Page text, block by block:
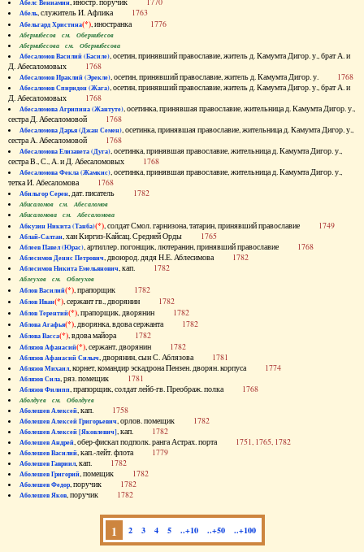
Абелс Вениамин, иностр. поручик 1770
Абель, служитель И. Афлика 1763
Абельгард Христина(*), иностранка 1776
Абернибесов см. Обернибесов
Абернибесова см. Обернибесова
Абесаломов Василий (Басиле), осетин, принявший православие, житель д. Камумта Дигор. у., брат А. и
Д. Абесаломовых 1768
Абесаломов Ираклий (Эрекле), осетин, принявший православие, житель д. Камумта Дигор. у. 1768
Абесаломов Спиридон (Жага), осетин, принявший православие, житель д. Камумта Дигор. у., брат А. и
Д. Абесаломовых 1768
Абесаломова Агрипина (Жантуте), осетинка, принявшая православие, жительница д. Камумта Дигор. у.,
сестра Д. Абесаломовой 1768
Абесаломова Дарья (Джан Семен), осетинка, принявшая православие, жительница д. Камумта Дигор. у.,
сестра А. Абесаломовой 1768
Абесаломова Елизавета (Дуга), осетинка, принявшая православие, жительница д. Камумта Дигор. у.,
сестра В., С., А. и Д. Абесаломовых 1768
Абесаломова Фекла (Жамкис), осетинка, принявшая православие, жительница д. Камумта Дигор. у.,
тетка И. Абесаломова 1768
Абильгор Серен, дат. писатель 1782
Абисаломов см. Абесаломов
Абисаломова см. Абесаломова
Абкузин Никита (Танба)(*), солдат Смол. гарнизона, татарин, принявший православие 1749
Аблай-Салтан, хан Киргиз-Кайсац. Средней Орды 1765
Аблеев Павел (Юрас), артиллер. погонщик, лютеранин, принявший православие 1768
Аблесимов Денис Петрович, двоюрод. дядя Н.Е. Аблесимова 1782
Аблесимов Никита Емельянович, кап. 1782
Аблеухов см. Облеухов
Аблов Василий(*), прапорщик 1782
Аблов Иван(*), сержант гв., дворянин 1782
Аблов Терентий(*), прапорщик, дворянин 1782
Аблова Агафья(*), дворянка, вдова сержанта 1782
Аблова Васса(*), вдова майора 1782
Аблязов Афанасий(*), сержант, дворянин 1782
Аблязов Афанасий Силыч, дворянин, сын С. Аблязова 1781
Аблязов Михаил, корнет, командир эскадрона Пензен. дворян. корпуса 1774
Аблязов Сила, ряз. помещик 1781
Аблязов Филипп, прапорщик, солдат лейб-гв. Преображ. полка 1768
Аболдуев см. Оболдуев
Аболешев Алексей, кап. 1758
Аболешев Алексей Григорьевич, орлов. помещик 1782
Аболешев Алексей [Яковлевич], кап. 1782
Аболешев Андрей, обер-фискал подполк. ранга Астрах. порта 1751, 1765, 1782
Аболешев Василий, кап.-лейт. флота 1779
Аболешев Гавриил, кап. 1782
Аболешев Григорий, помещик 1782
Аболешев Федор, поручик 1782
Аболешев Яков, поручик 1782
1 2 3 4 5 ..+10 ..+50 ..+100